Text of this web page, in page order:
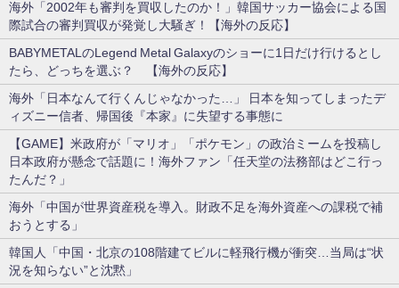
海外「2002年も審判を買収したのか！」韓国サッカー協会による国
際試合の審判買収が発覚し大騒ぎ！【海外の反応】
BABYMETALのLegend Metal Galaxyのショーに1日だけ行けるとし
たら、どっちを選ぶ？ 【海外の反応】
海外「日本なんて行くんじゃなかった…」 日本を知ってしまったデ
ィズニー信者、帰国後『本家』に失望する事態に
【GAME】米政府が「マリオ」「ポケモン」の政治ミームを投稿し
日本政府が懸念で話題に！海外ファン「任天堂の法務部はどこ行っ
たんだ？」
海外「中国が世界資産税を導入。財政不足を海外資産への課税で補
おうとする」
韓国人「中国・北京の108階建てビルに軽飛行機が衝突…当局は“状
況を知らない”と沈黙」